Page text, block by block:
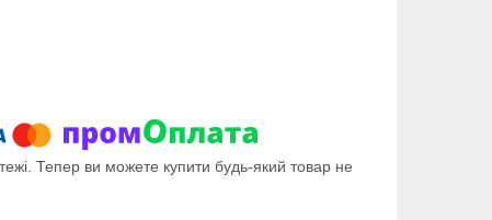
Тепер ви можете купити будь-який товар не